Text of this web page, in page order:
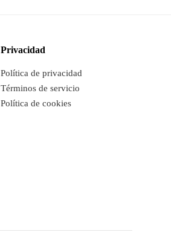
Privacidad
Política de privacidad
Términos de servicio
Política de cookies